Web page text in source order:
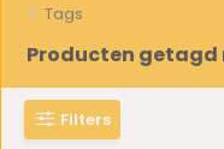
Tags
Producten getagd
Filters